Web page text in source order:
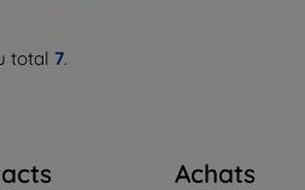
total 7.
Achats